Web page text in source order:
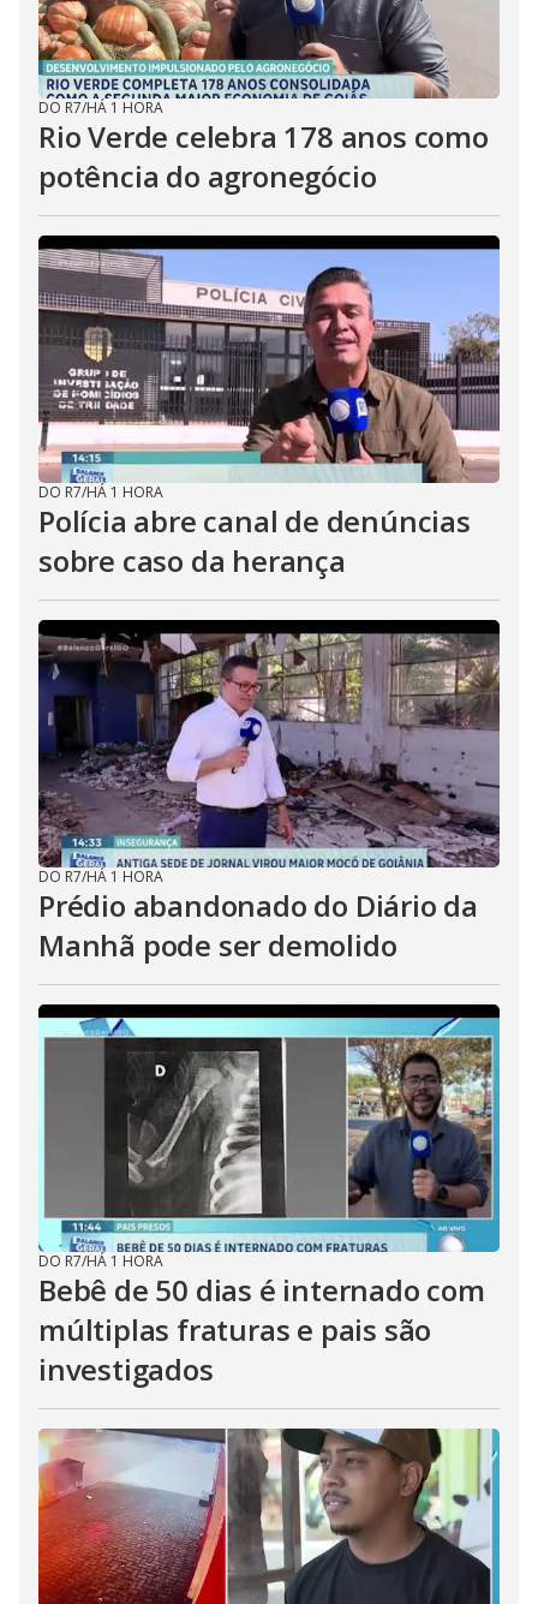
DO R7/HÁ 1 HORA
Rio Verde celebra 178 anos como
potência do agronegócio
DO R7/HÁ 1 HORA
Polícia abre canal de denúncias
sobre caso da herança
DO R7/HÁ 1 HORA
Prédio abandonado do Diário da
Manhã pode ser demolido
DO R7/HÁ 1 HORA
Bebê de 50 dias é internado com
múltiplas fraturas e pais são
investigados